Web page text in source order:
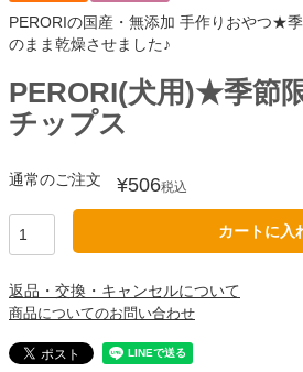
PERORIの国産・無添加 手作りおやつ★
のまま乾燥させました♪
PERORI(犬用)★季節
チップス
通常のご注文 ¥506税込
カートに入
返品・交換・キャンセルについて
商品についてのお問い合わせ